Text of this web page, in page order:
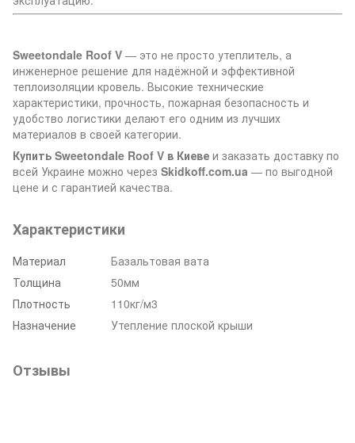
Sweetondale Roof V — это не просто утеплитель, а
инженерное решение для надёжной и эффективной
теплоизоляции кровель. Высокие технические
характеристики, прочность, пожарная безопасность и
удобство логистики делают его одним из лучших
материалов в своей категории.
Купить Sweetondale Roof V в Киеве и заказать доставку по
всей Украине можно через Skidkoff.com.ua — по выгодной
цене и с гарантией качества.
Характеристики
Материал
Базальтовая вата
Толщина
50мм
Плотность
110кг/м3
Назначение
Утепление плоской крыши
Отзывы